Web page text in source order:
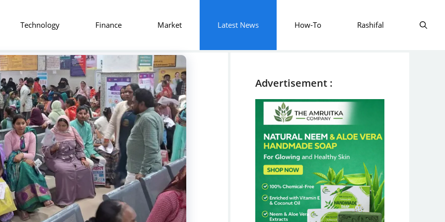
Technology Finance Market Latest News How-To Rashifal
Advertisement :